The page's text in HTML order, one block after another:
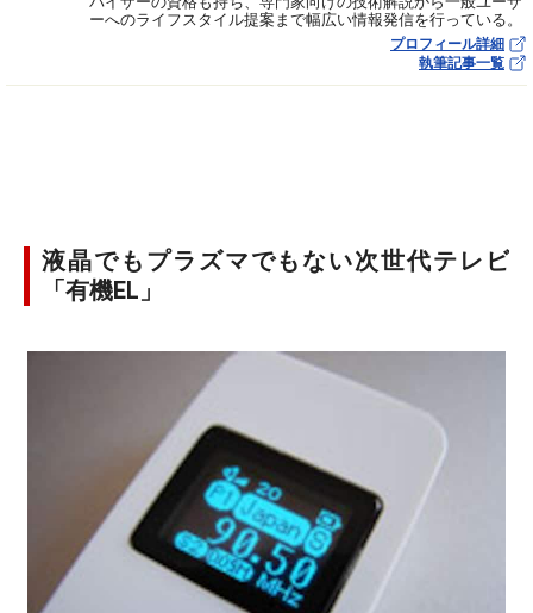
ーへのライフスタイル提案まで幅広い情報発信を行っている。
プロフィール詳細
執筆記事一覧
液晶でもプラズマでもない次世代テレビ
「有機EL」